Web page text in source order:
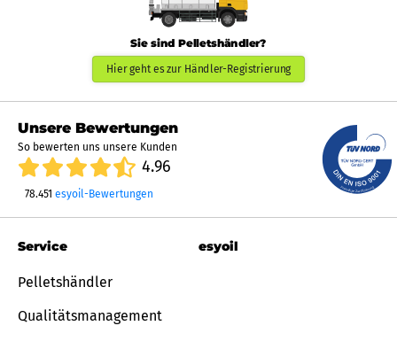
Sie sind Pelletshändler?
Hier geht es zur Händler-Registrierung
Unsere Bewertungen
So bewerten uns unsere Kunden
4.96
78.451 esyoil-Bewertungen
Service
Pelletshändler
Qualitätsmanagement
esyoil